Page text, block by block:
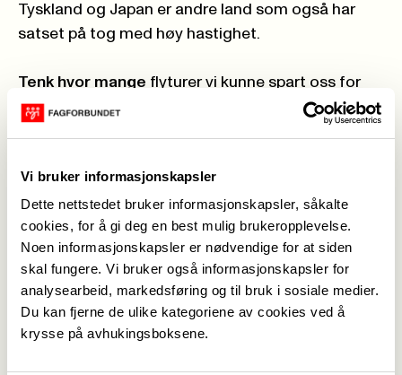
Vi bruker informasjonskapsler
Dette nettstedet bruker informasjonskapsler, såkalte
cookies, for å gi deg en best mulig brukeropplevelse.
Noen informasjonskapsler er nødvendige for at siden
skal fungere. Vi bruker også informasjonskapsler for
analysearbeid, markedsføring og til bruk i sosiale medier.
Du kan fjerne de ulike kategoriene av cookies ved å
krysse på avhukingsboksene.
Tyskland og Japan er andre land som også har
satset på tog med høy hastighet.
Tenk hvor mange flyturer vi kunne spart oss for
om vi hadde lyntog. Om man kunne stige på et
nordmenn flyr i dag 10 ganger mer innenriks enn
den gjennomsnittlige europeer. Ikke bare driver vi
med frakt av mennesker, men tenk deg
effektiviteten innenfor transport av gods dersom
dette kunne gått på en høyhastighetsbane i
stedet for med fly og tunge lastebiler på veiene.
Norge burde ha høyhastighets-, eller lyntogbane